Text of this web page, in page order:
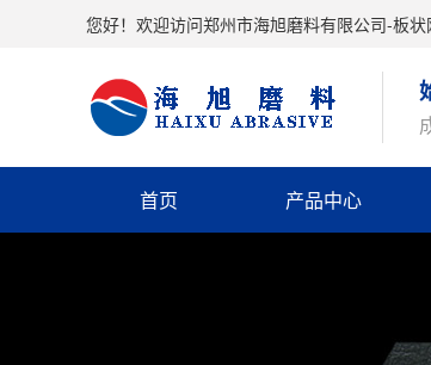
您好！欢迎访问郑州市海旭磨料有限公司-板状
首页 产品中心